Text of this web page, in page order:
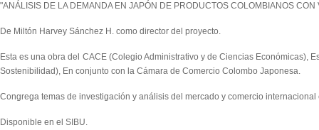
"ANÁLISIS DE LA DEMANDA EN JAPÓN DE PRODUCTOS COLOMBIANOS
De Miltón Harvey Sánchez H. como director del proyecto.
Esta es una obra del CACE (Colegio Administrativo y de Ciencias
Sostenibilidad), En conjunto con la Cámara de Comercio Colombo Japonesa.
Congrega temas de investigación y análisis del mercado y comercio internacional
Disponible en el SIBU.